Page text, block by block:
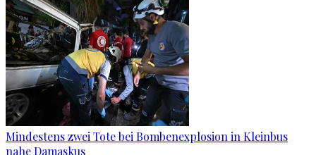
Mindestens zwei Tote bei Bombenexplosion in Kleinbus
nahe Damaskus